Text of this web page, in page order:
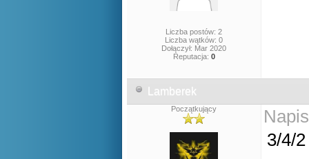
Liczba postów: 2
Liczba wątków: 0
Dołączył: Mar 2020
Reputacja: 0
Lamberek
Początkujący
3/4/